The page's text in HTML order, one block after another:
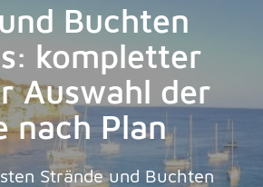
Buchten
kompletter
Auswahl der
nach Plan
Strände und Buchten
von MenorcaBus.